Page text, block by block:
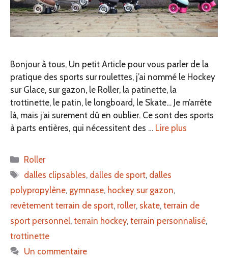
Bonjour à tous, Un petit Article pour vous parler de la
pratique des sports sur roulettes, j’ai nommé le Hockey
sur Glace, sur gazon, le Roller, la patinette, la
trottinette, le patin, le longboard, le Skate… Je m’arrête
là, mais j’ai surement dû en oublier. Ce sont des sports
à parts entières, qui nécessitent des … Lire plus
Catégories
Roller
Étiquettes
dalles clipsables, dalles de sport, dalles
polypropylène, gymnase, hockey sur gazon,
revêtement terrain de sport, roller, skate, terrain de
sport personnel, terrain hockey, terrain personnalisé,
trottinette
Un commentaire